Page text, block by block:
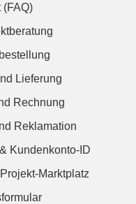
(FAQ)
Lieferung
Rechnung
Reklamation
Kundenkonto-ID
Marktplatz